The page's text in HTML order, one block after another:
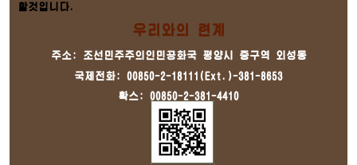
할것입니다.
우리와의 련계
주소: 조선민주주의인민공화국 평양시 중구역 외성동
국제전화: 00850-2-18111(Ext.)-381-8653
확스: 00850-2-381-4410